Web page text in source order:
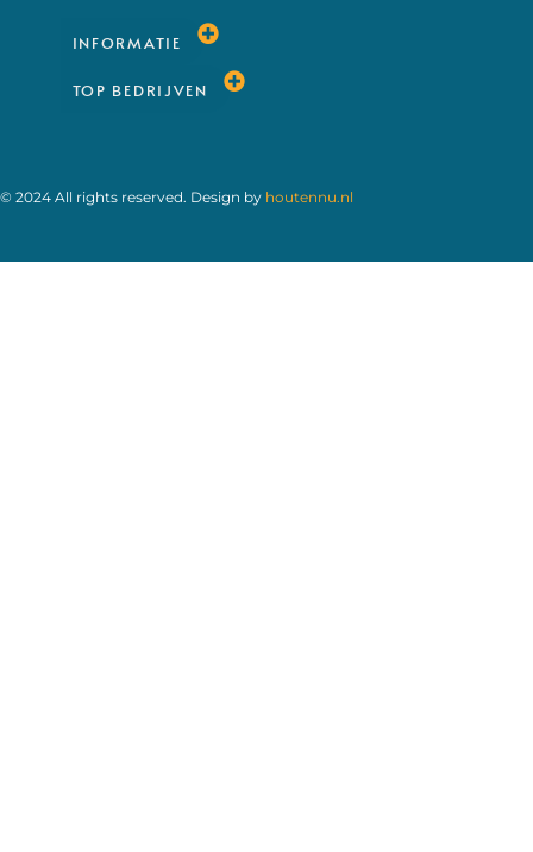
INFORMATIE
TOP BEDRIJVEN
© 2024 All rights reserved. Design by houtennu.nl